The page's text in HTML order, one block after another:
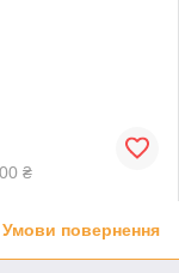
₴
Умови повернення